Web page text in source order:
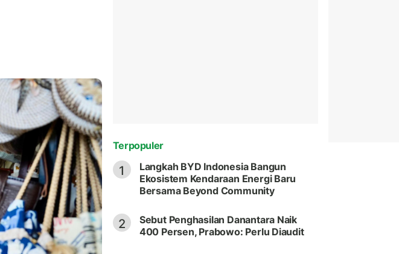
Terpopuler
1
Langkah BYD Indonesia Bangun
Ekosistem Kendaraan Energi Baru
Bersama Beyond Community
2
Sebut Penghasilan Danantara Naik
400 Persen, Prabowo: Perlu Diaudit